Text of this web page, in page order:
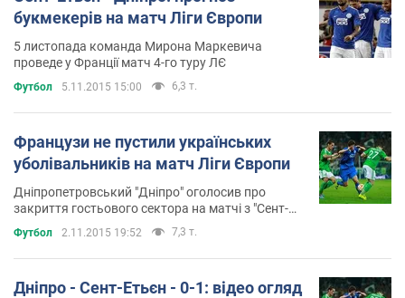
букмекерів на матч Ліги Європи
5 листопада команда Мирона Маркевича
проведе у Франції матч 4-го туру ЛЄ
Футбол 5.11.2015 15:00 6,3 т.
Французи не пустили українських
уболівальників на матч Ліги Європи
Дніпропетровський "Дніпро" оголосив про
закриття гостьового сектора на матчі з "Сент-
Футбол 2.11.2015 19:52 7,3 т.
Дніпро - Сент-Етьєн - 0-1: відео огляд